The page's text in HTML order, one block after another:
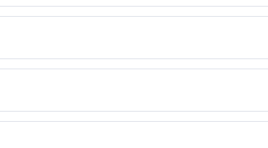
objawów menopauzy, Suplement wzbogacony o witaminę B6,
pochodne), substancja wypełniająca: celuloza substancja
magnezowe kwasów tłuszczowych, cholekalcyferol, siemię
D-alfa-tokoferylu, barwnik: węglan wapnia,
barwniki: żółcień chinolinowa oraz żółcień
%RWS*